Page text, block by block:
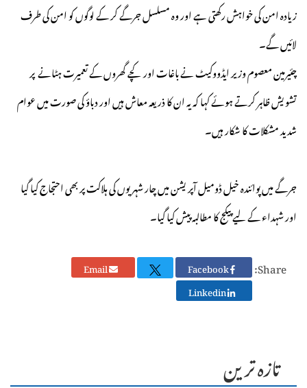
زیادہ امن کی خواہش رکھتی ہے اور وہ مسلسل جرگے کر کے لوگوں کو امن کی طرف
لائیں گے۔
چئیرمین معصوم وزیر ایڈووکیٹ نے باغات اور کچے گھروں کے تعمیرت ہٹانے پر
تشویش ظاہر کرتے ہوئے کہا کہ یہ ان کا ذریعہ معاش ہیں اور دباؤ کی صورت میں عوام
شدید مشکلات کا شکار ہیں۔
جرگے میں پوائندہ خیل ڈومیل آپریشن میں چار شہریوں کی ہلاکت پر بھی احتجاج کیا گیا
اور شہداء کے لیے پیکج کا مطالبہ پیش کیا گیا۔
Share:
Email
Linkedin
تازہ ترین